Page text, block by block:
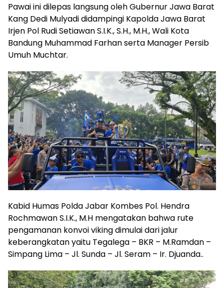
Pawai ini dilepas langsung oleh Gubernur Jawa Barat
Kang Dedi Mulyadi didampingi Kapolda Jawa Barat
Irjen Pol Rudi Setiawan S.I.K., S.H., M.H., Wali Kota
Bandung Muhammad Farhan serta Manager Persib
Umuh Muchtar.
Kabid Humas Polda Jabar Kombes Pol. Hendra
Rochmawan S.I.K., M.H mengatakan bahwa rute
pengamanan konvoi viking dimulai dari jalur
keberangkatan yaitu Tegalega – BKR – M.Ramdan –
Simpang Lima – Jl. Sunda – Jl. Seram – Ir. Djuanda..